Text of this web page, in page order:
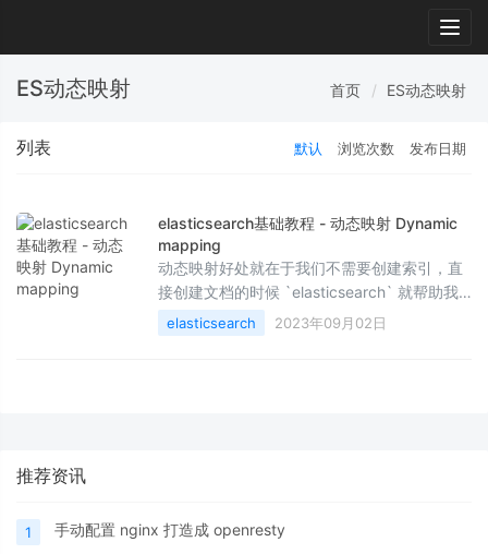
ES动态映射 首页 ES动态映射
列表 默认 浏览次数 发布日期
elasticsearch基础教程 - 动态映射 Dynamic
mapping
动态映射好处就在于我们不需要创建索引，直
接创建文档的时候 `elasticsearch` 就帮助我
们创建了索引。
elasticsearch 2023年09月02日
推荐资讯
1 手动配置 nginx 打造成 openresty